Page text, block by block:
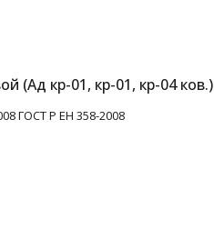
(Aд кр-01, кр-01, кр-04 ков.)
ГОСТ Р ЕН 358-2008